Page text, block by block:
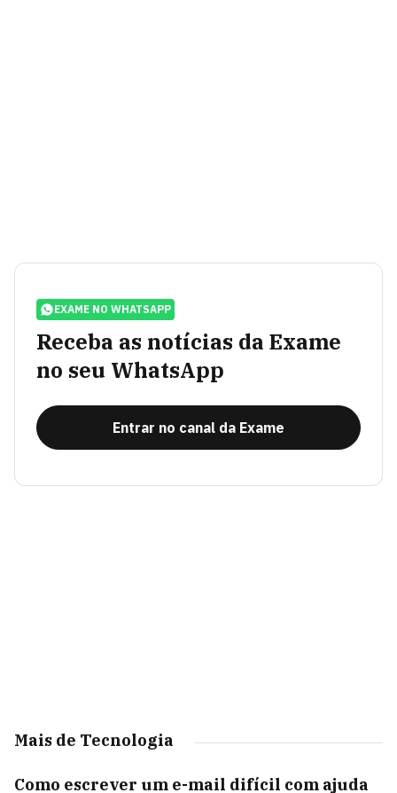
EXAME NO WHATSAPP
Receba as notícias da Exame
no seu WhatsApp
Entrar no canal da Exame
Mais de Tecnologia
Como escrever um e-mail difícil com ajuda